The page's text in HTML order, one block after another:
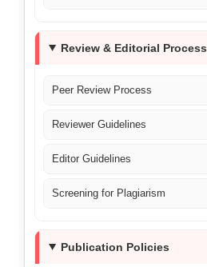
Review & Editorial Process
Peer Review Process
Reviewer Guidelines
Editor Guidelines
Screening for Plagiarism
Publication Policies